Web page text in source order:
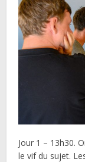
Jour 1 – 13h30.
le vif du sujet.